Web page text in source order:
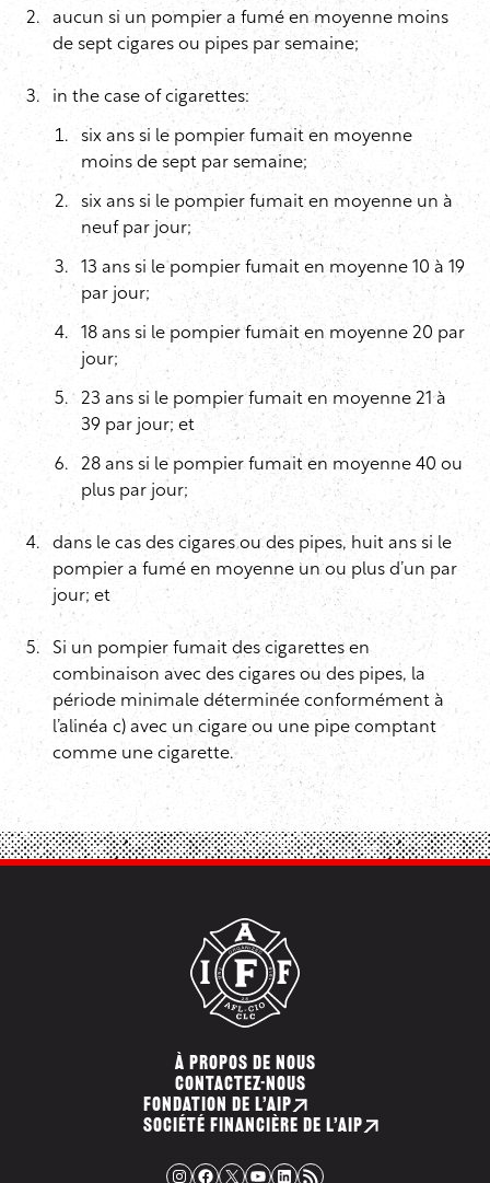
aucun si un pompier a fumé en moyenne moins
de sept cigares ou pipes par semaine;
in the case of cigarettes:
six ans si le pompier fumait en moyenne
moins de sept par semaine;
six ans si le pompier fumait en moyenne un à
neuf par jour;
13 ans si le pompier fumait en moyenne 10 à 19
par jour;
18 ans si le pompier fumait en moyenne 20 par
jour;
23 ans si le pompier fumait en moyenne 21 à
39 par jour; et
28 ans si le pompier fumait en moyenne 40 ou
plus par jour;
dans le cas des cigares ou des pipes, huit ans si le
pompier a fumé en moyenne un ou plus d’un par
jour; et
Si un pompier fumait des cigarettes en
combinaison avec des cigares ou des pipes, la
période minimale déterminée conformément à
l’alinéa c) avec un cigare ou une pipe comptant
comme une cigarette.
À PROPOS DE NOUS
CONTACTEZ-NOUS
FONDATION DE L’AIP
SOCIÉTÉ FINANCIÈRE DE L’AIP
Instagram Facebook X YouTube LinkedIn Flux RSS